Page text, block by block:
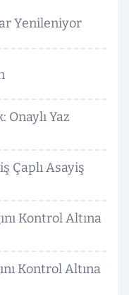
Yenileniyor
Onaylı Yaz
Çaplı Asayiş
Kontrol Altına
Kontrol Altına